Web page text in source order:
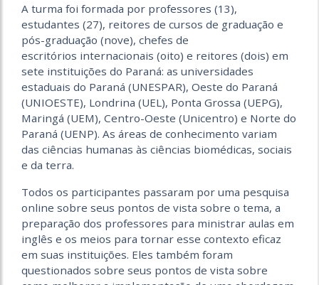
A turma foi formada por professores (13),
estudantes (27), reitores de cursos de graduação e
pós-graduação (nove), chefes de
escritórios internacionais (oito) e reitores (dois) em
sete instituições do Paraná: as universidades
estaduais do Paraná (UNESPAR), Oeste do Paraná
(UNIOESTE), Londrina (UEL), Ponta Grossa (UEPG),
Maringá (UEM), Centro-Oeste (Unicentro) e Norte do
Paraná (UENP). As áreas de conhecimento variam
das ciências humanas às ciências biomédicas, sociais
e da terra.
Todos os participantes passaram por uma pesquisa
online sobre seus pontos de vista sobre o tema, a
preparação dos professores para ministrar aulas em
inglês e os meios para tornar esse contexto eficaz
em suas instituições. Eles também foram
questionados sobre seus pontos de vista sobre